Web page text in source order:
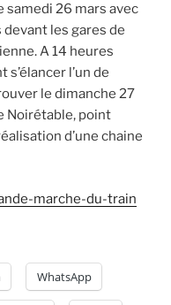
26 mars avec
les gares de
A 14 heures
l’un de
le dimanche 27
Noirétable, point
d’une chaine
marche-du-train
WhatsApp